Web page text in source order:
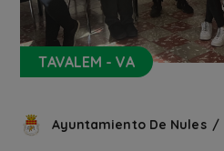
TAVALEM - VA
Ayuntamiento De Nules